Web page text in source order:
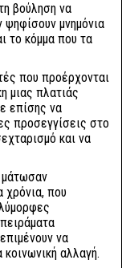
βούληση να
ψηφίσουν μνημόνια
το κόμμα που τα
που προέρχονται
μιας πλατιάς
επίσης να
προσεγγίσεις στο
και να
χρόνια, που
να
κοινωνική αλλαγή.